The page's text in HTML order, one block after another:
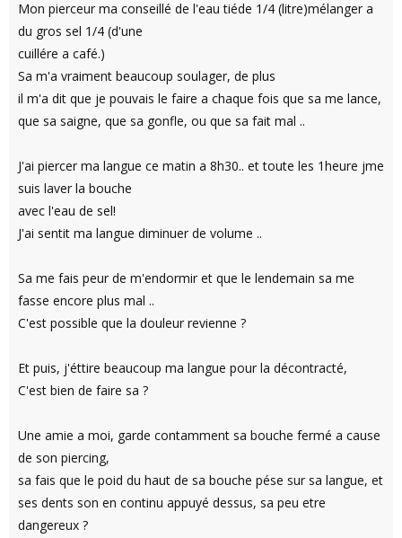
Mon pierceur ma conseillé de l'eau tiéde 1/4 (litre)mélanger a
du gros sel 1/4 (d'une
cuillére a café.)
Sa m'a vraiment beaucoup soulager, de plus
il m'a dit que je pouvais le faire a chaque fois que sa me lance,
que sa saigne, que sa gonfle, ou que sa fait mal ..
J'ai piercer ma langue ce matin a 8h30.. et toute les 1heure jme
suis laver la bouche
avec l'eau de sel!
J'ai sentit ma langue diminuer de volume ..
Sa me fais peur de m'endormir et que le lendemain sa me
fasse encore plus mal ..
C'est possible que la douleur revienne ?
Et puis, j'éttire beaucoup ma langue pour la décontracté,
C'est bien de faire sa ?
Une amie a moi, garde contamment sa bouche fermé a cause
de son piercing,
sa fais que le poid du haut de sa bouche pése sur sa langue, et
ses dents son en continu appuyé dessus, sa peu etre
dangereux ?